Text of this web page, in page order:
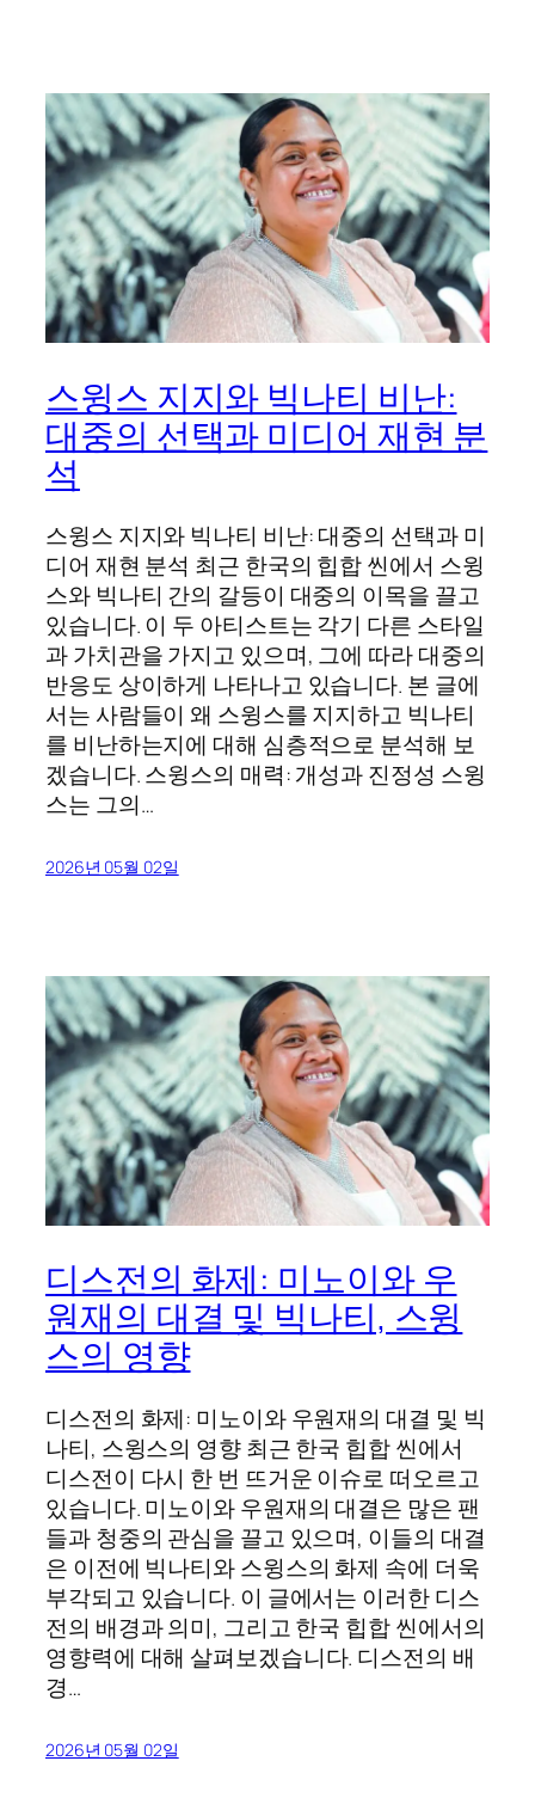
스윙스 지지와 빅나티 비난:
대중의 선택과 미디어 재현 분
석
스윙스 지지와 빅나티 비난: 대중의 선택과 미
디어 재현 분석 최근 한국의 힙합 씬에서 스윙
스와 빅나티 간의 갈등이 대중의 이목을 끌고
있습니다. 이 두 아티스트는 각기 다른 스타일
과 가치관을 가지고 있으며, 그에 따라 대중의
반응도 상이하게 나타나고 있습니다. 본 글에
서는 사람들이 왜 스윙스를 지지하고 빅나티
를 비난하는지에 대해 심층적으로 분석해 보
겠습니다. 스윙스의 매력: 개성과 진정성 스윙
스는 그의…
2026년 05월 02일
디스전의 화제: 미노이와 우
원재의 대결 및 빅나티, 스윙
스의 영향
디스전의 화제: 미노이와 우원재의 대결 및 빅
나티, 스윙스의 영향 최근 한국 힙합 씬에서
디스전이 다시 한 번 뜨거운 이슈로 떠오르고
있습니다. 미노이와 우원재의 대결은 많은 팬
들과 청중의 관심을 끌고 있으며, 이들의 대결
은 이전에 빅나티와 스윙스의 화제 속에 더욱
부각되고 있습니다. 이 글에서는 이러한 디스
전의 배경과 의미, 그리고 한국 힙합 씬에서의
영향력에 대해 살펴보겠습니다. 디스전의 배
경…
2026년 05월 02일